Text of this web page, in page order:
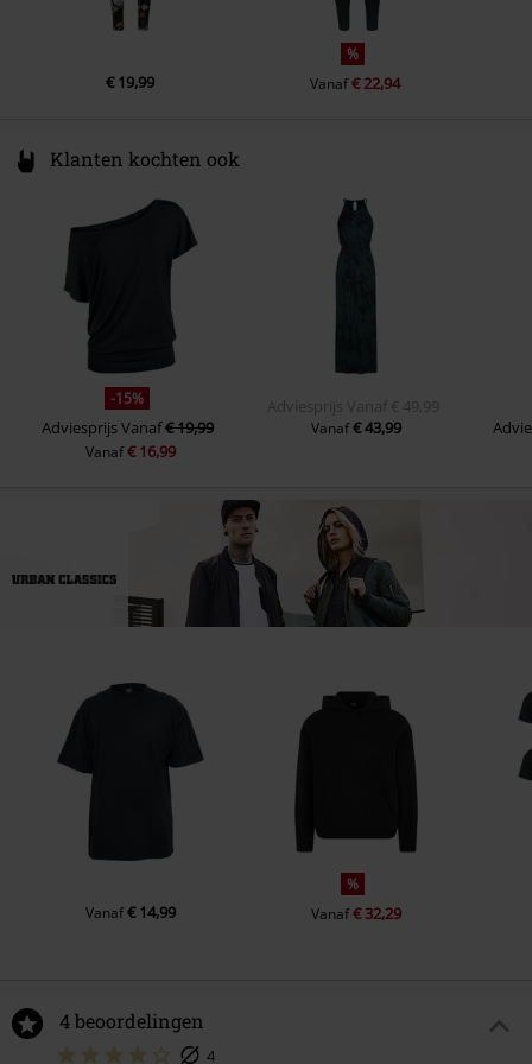
€ 19,99
%
Vanaf€ 22,94
Klanten kochten ook
-15%
AdviesprijsVanaf€ 19,99
Vanaf€ 16,99
Adviesprijs Vanaf € 49,99
Vanaf€ 43,99
Vanaf€ 14,99
%
Vanaf€ 32,29
4 beoordelingen
4